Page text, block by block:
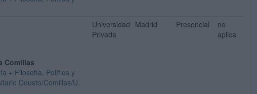
Comillas
+ Filosofía, Política y
Deusto/Comillas/U.
Universidad
Privada
Madrid Presencial
no
aplica